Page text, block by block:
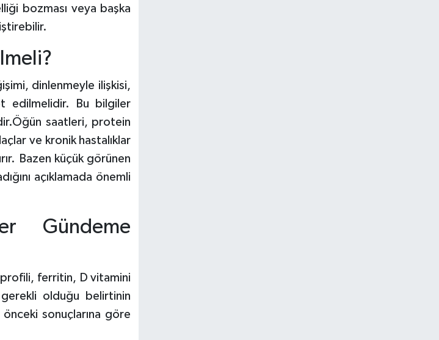
bozması veya başka
dinlenmeyle ilişkisi,
edilmelidir. Bu bilgiler
saatleri, protein
ve kronik hastalıklar
Bazen küçük görünen
açıklamada önemli
Gündeme
ferritin, D vitamini
olduğu belirtinin
sonuçlarına göre